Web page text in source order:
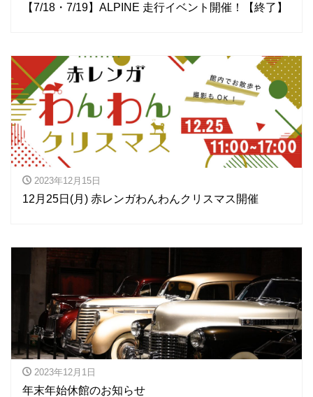
【7/18・7/19】ALPINE 走行イベント開催！【終了】
2023年12月15日
12月25日(月) 赤レンガわんわんクリスマス開催
2023年12月1日
年末年始休館のお知らせ